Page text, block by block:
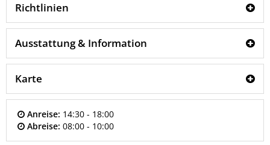
Richtlinien
Ausstattung & Information
Karte
Anreise: 14:30 - 18:00
Abreise: 08:00 - 10:00